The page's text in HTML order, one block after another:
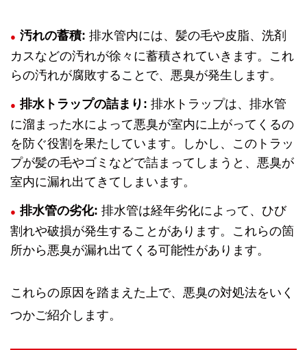
汚れの蓄積: 排水管内には、髪の毛や皮脂、洗剤
カスなどの汚れが徐々に蓄積されていきます。これ
らの汚れが腐敗することで、悪臭が発生します。
排水トラップの詰まり: 排水トラップは、排水管
に溜まった水によって悪臭が室内に上がってくるの
を防ぐ役割を果たしています。しかし、このトラッ
プが髪の毛やゴミなどで詰まってしまうと、悪臭が
室内に漏れ出てきてしまいます。
排水管の劣化: 排水管は経年劣化によって、ひび
割れや破損が発生することがあります。これらの箇
所から悪臭が漏れ出てくる可能性があります。
これらの原因を踏まえた上で、悪臭の対処法をいく
つかご紹介します。